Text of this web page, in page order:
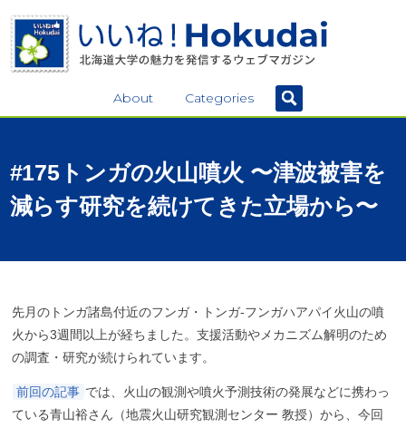
About Categories
#175トンガの火山噴火 〜津波被害を
減らす研究を続けてきた立場から〜
先月のトンガ諸島付近のフンガ・トンガ-フンガハアパイ火山の噴
火から3週間以上が経ちました。支援活動やメカニズム解明のため
の調査・研究が続けられています。
前回の記事 では、火山の観測や噴火予測技術の発展などに携わっ
ている青山裕さん（地震火山研究観測センター 教授）から、今回